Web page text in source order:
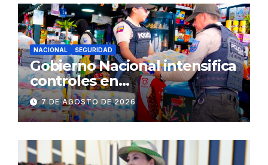
NACIONAL SEGURIDAD
Gobierno Nacional intensifica
controles en
establecimientos y espacios
públicos de Pichincha: 684
operativos en zonas
comerciales y de
concurrencia
7 DE AGOSTO DE 2026